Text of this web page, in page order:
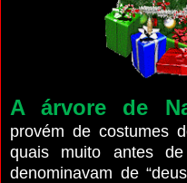
A árvore de
provém de costumes
quais muito antes
denominavam de